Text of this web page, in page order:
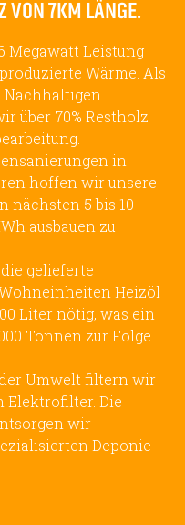
VON 7KM LÄNGE.
Megawatt Leistung
Wärme. Als
über 70% Restholz
in
hoffen wir unsere
nächsten 5 bis 10
ausbauen zu
gelieferte
Heizöl
Liter nötig, was ein
Tonnen zur Folge
Umwelt filtern wir
Elektrofilter. Die
wir
Deponie